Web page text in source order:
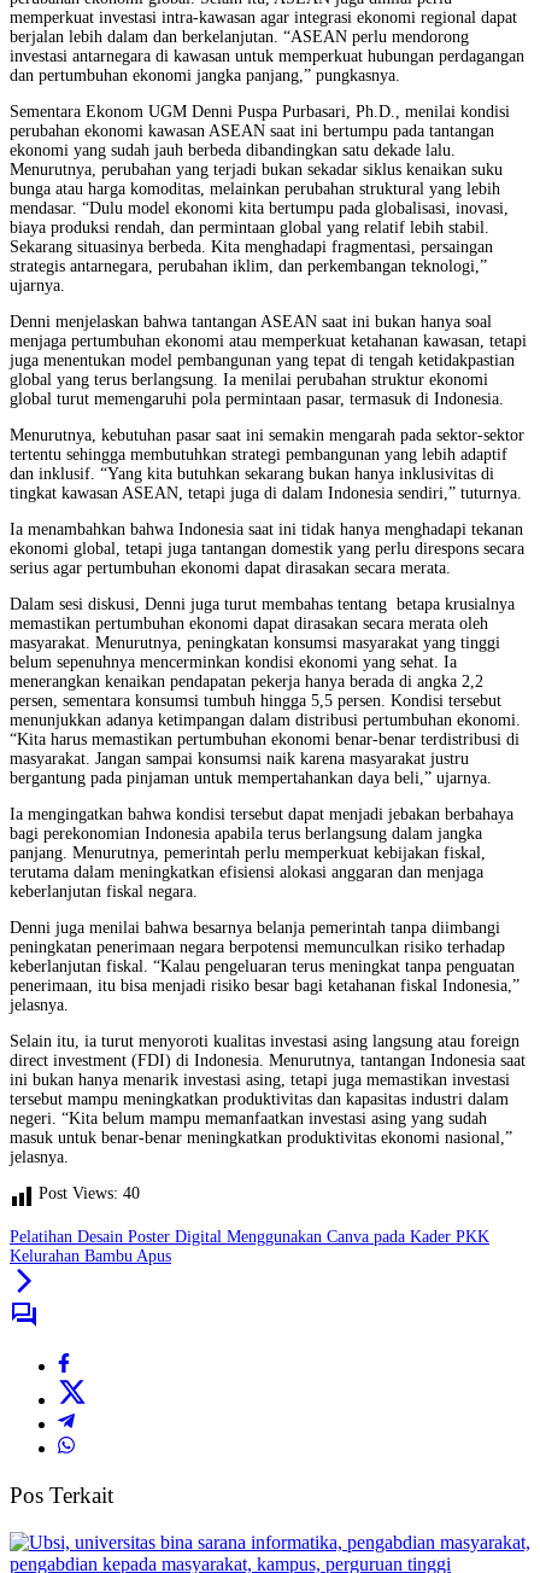
memperkuat investasi intra-kawasan agar integrasi ekonomi regional dapat
berjalan lebih dalam dan berkelanjutan. “ASEAN perlu mendorong
investasi antarnegara di kawasan untuk memperkuat hubungan perdagangan
dan pertumbuhan ekonomi jangka panjang,” pungkasnya.
Sementara Ekonom UGM Denni Puspa Purbasari, Ph.D., menilai kondisi
perubahan ekonomi kawasan ASEAN saat ini bertumpu pada tantangan
ekonomi yang sudah jauh berbeda dibandingkan satu dekade lalu.
Menurutnya, perubahan yang terjadi bukan sekadar siklus kenaikan suku
bunga atau harga komoditas, melainkan perubahan struktural yang lebih
mendasar. “Dulu model ekonomi kita bertumpu pada globalisasi, inovasi,
biaya produksi rendah, dan permintaan global yang relatif lebih stabil.
Sekarang situasinya berbeda. Kita menghadapi fragmentasi, persaingan
strategis antarnegara, perubahan iklim, dan perkembangan teknologi,”
ujarnya.
Denni menjelaskan bahwa tantangan ASEAN saat ini bukan hanya soal
menjaga pertumbuhan ekonomi atau memperkuat ketahanan kawasan, tetapi
juga menentukan model pembangunan yang tepat di tengah ketidakpastian
global yang terus berlangsung. Ia menilai perubahan struktur ekonomi
global turut memengaruhi pola permintaan pasar, termasuk di Indonesia.
Menurutnya, kebutuhan pasar saat ini semakin mengarah pada sektor-sektor
tertentu sehingga membutuhkan strategi pembangunan yang lebih adaptif
dan inklusif. “Yang kita butuhkan sekarang bukan hanya inklusivitas di
tingkat kawasan ASEAN, tetapi juga di dalam Indonesia sendiri,” tuturnya.
Ia menambahkan bahwa Indonesia saat ini tidak hanya menghadapi tekanan
ekonomi global, tetapi juga tantangan domestik yang perlu direspons secara
serius agar pertumbuhan ekonomi dapat dirasakan secara merata.
Dalam sesi diskusi, Denni juga turut membahas tentang betapa krusialnya
memastikan pertumbuhan ekonomi dapat dirasakan secara merata oleh
masyarakat. Menurutnya, peningkatan konsumsi masyarakat yang tinggi
belum sepenuhnya mencerminkan kondisi ekonomi yang sehat. Ia
menerangkan kenaikan pendapatan pekerja hanya berada di angka 2,2
persen, sementara konsumsi tumbuh hingga 5,5 persen. Kondisi tersebut
menunjukkan adanya ketimpangan dalam distribusi pertumbuhan ekonomi.
“Kita harus memastikan pertumbuhan ekonomi benar-benar terdistribusi di
masyarakat. Jangan sampai konsumsi naik karena masyarakat justru
bergantung pada pinjaman untuk mempertahankan daya beli,” ujarnya.
Ia mengingatkan bahwa kondisi tersebut dapat menjadi jebakan berbahaya
bagi perekonomian Indonesia apabila terus berlangsung dalam jangka
panjang. Menurutnya, pemerintah perlu memperkuat kebijakan fiskal,
terutama dalam meningkatkan efisiensi alokasi anggaran dan menjaga
keberlanjutan fiskal negara.
Denni juga menilai bahwa besarnya belanja pemerintah tanpa diimbangi
peningkatan penerimaan negara berpotensi memunculkan risiko terhadap
keberlanjutan fiskal. “Kalau pengeluaran terus meningkat tanpa penguatan
penerimaan, itu bisa menjadi risiko besar bagi ketahanan fiskal Indonesia,”
jelasnya.
Selain itu, ia turut menyoroti kualitas investasi asing langsung atau foreign
direct investment (FDI) di Indonesia. Menurutnya, tantangan Indonesia saat
ini bukan hanya menarik investasi asing, tetapi juga memastikan investasi
tersebut mampu meningkatkan produktivitas dan kapasitas industri dalam
negeri. “Kita belum mampu memanfaatkan investasi asing yang sudah
masuk untuk benar-benar meningkatkan produktivitas ekonomi nasional,”
jelasnya.
Post Views: 40
Pelatihan Desain Poster Digital Menggunakan Canva pada Kader PKK
Kelurahan Bambu Apus
Pos Terkait